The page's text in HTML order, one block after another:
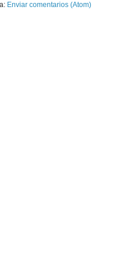
Enviar comentarios (Atom)